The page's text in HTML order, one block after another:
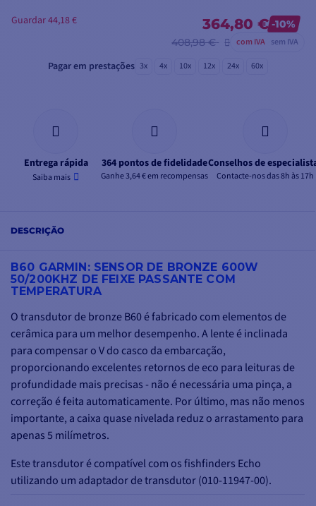
364,80 € -10%
408,98 €
com IVA sem IVA
Guardar 44,18 €
Pagar em prestações 3x 4x 10x 12x 24x 60x
Entrega rápida
Saiba mais
364 pontos de fidelidade
Ganhe 3,64 € em recompensas
Conselhos de
Contacte-nos das 8h às 17h
DESCRIÇÃO
B60 GARMIN: SENSOR DE BRONZE 600W
50/200KHZ DE FEIXE PASSANTE COM
TEMPERATURA
O transdutor de bronze B60 é fabricado com elementos de
cerâmica para um melhor desempenho. A lente é inclinada
para compensar o V do casco da embarcação,
proporcionando excelentes retornos de eco para leituras de
profundidade mais precisas - não é necessária uma pinça, a
correção é feita automaticamente. Por último, mas não menos
importante, a caixa quase nivelada reduz o arrastamento para
apenas 5 milímetros.
Este transdutor é compatível com os fishfinders Echo
utilizando um adaptador de transdutor (010-11947-00).